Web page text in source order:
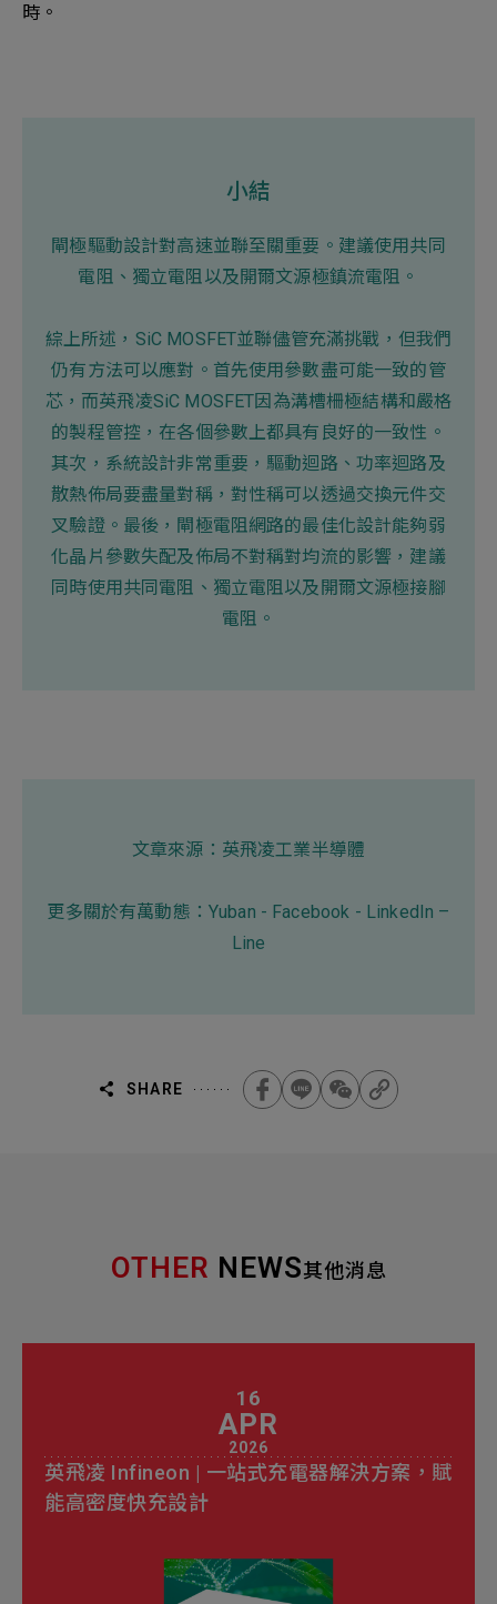
時。
小結
閘極驅動設計對高速並聯至關重要。建議使用共同
電阻、獨立電阻以及開爾文源極鎮流電阻。
綜上所述，SiC MOSFET並聯儘管充滿挑戰，但我們
仍有方法可以應對。首先使用參數盡可能一致的管
芯，而英飛凌SiC MOSFET因為溝槽柵極結構和嚴格
的製程管控，在各個參數上都具有良好的一致性。
其次，系統設計非常重要，驅動迴路、功率迴路及
散熱佈局要盡量對稱，對性稱可以透過交換元件交
叉驗證。最後，閘極電阻網路的最佳化設計能夠弱
化晶片參數失配及佈局不對稱對均流的影響，建議
同時使用共同電阻、獨立電阻以及開爾文源極接腳
電阻。
文章來源： 英飛凌工業半導體
更多關於有萬動態： Yuban - Facebook - LinkedIn –
Line
SHARE
OTHER NEWS其他消息
16
APR
2026
英飛凌 Infineon | 一站式充電器解決方案，賦
能高密度快充設計